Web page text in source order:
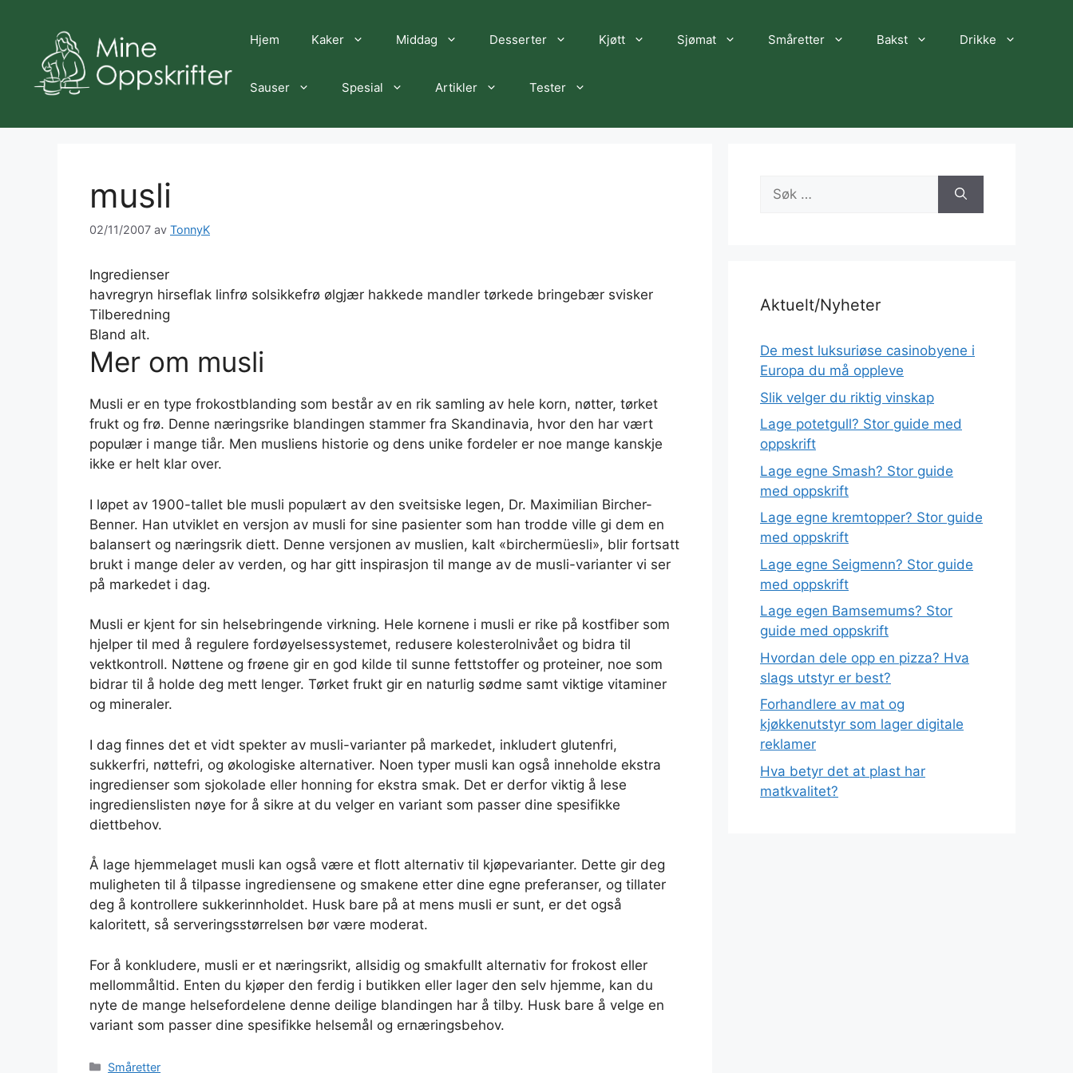
Hjem Kaker Middag Desserter Kjøtt Sjømat Småretter Bakst Drikke
Sauser Spesial Artikler Tester
musli
02/11/2007 av TonnyK
Ingredienser
havregryn hirseflak linfrø solsikkefrø ølgjær hakkede mandler tørkede bringebær svisker
Tilberedning
Bland alt.
Mer om musli
Musli er en type frokostblanding som består av en rik samling av hele korn, nøtter, tørket
frukt og frø. Denne næringsrike blandingen stammer fra Skandinavia, hvor den har vært
populær i mange tiår. Men musliens historie og dens unike fordeler er noe mange kanskje
ikke er helt klar over.
I løpet av 1900-tallet ble musli populært av den sveitsiske legen, Dr. Maximilian Bircher-
Benner. Han utviklet en versjon av musli for sine pasienter som han trodde ville gi dem en
balansert og næringsrik diett. Denne versjonen av muslien, kalt «birchermüesli», blir fortsatt
brukt i mange deler av verden, og har gitt inspirasjon til mange av de musli-varianter vi ser
på markedet i dag.
Musli er kjent for sin helsebringende virkning. Hele kornene i musli er rike på kostfiber som
hjelper til med å regulere fordøyelsessystemet, redusere kolesterolnivået og bidra til
vektkontroll. Nøttene og frøene gir en god kilde til sunne fettstoffer og proteiner, noe som
bidrar til å holde deg mett lenger. Tørket frukt gir en naturlig sødme samt viktige vitaminer
og mineraler.
I dag finnes det et vidt spekter av musli-varianter på markedet, inkludert glutenfri,
sukkerfri, nøttefri, og økologiske alternativer. Noen typer musli kan også inneholde ekstra
ingredienser som sjokolade eller honning for ekstra smak. Det er derfor viktig å lese
ingredienslisten nøye for å sikre at du velger en variant som passer dine spesifikke
diettbehov.
Å lage hjemmelaget musli kan også være et flott alternativ til kjøpevarianter. Dette gir deg
muligheten til å tilpasse ingrediensene og smakene etter dine egne preferanser, og tillater
deg å kontrollere sukkerinnholdet. Husk bare på at mens musli er sunt, er det også
kaloritett, så serveringsstørrelsen bør være moderat.
For å konkludere, musli er et næringsrikt, allsidig og smakfullt alternativ for frokost eller
mellommåltid. Enten du kjøper den ferdig i butikken eller lager den selv hjemme, kan du
nyte de mange helsefordelene denne deilige blandingen har å tilby. Husk bare å velge en
variant som passer dine spesifikke helsemål og ernæringsbehov.
Kategorier
Småretter
Søk
etter:
Aktuelt/Nyheter
De mest luksuriøse casinobyene i
Europa du må oppleve
Slik velger du riktig vinskap
Lage potetgull? Stor guide med
oppskrift
Lage egne Smash? Stor guide
med oppskrift
Lage egne kremtopper? Stor guide
med oppskrift
Lage egne Seigmenn? Stor guide
med oppskrift
Lage egen Bamsemums? Stor
guide med oppskrift
Hvordan dele opp en pizza? Hva
slags utstyr er best?
Forhandlere av mat og
kjøkkenutstyr som lager digitale
reklamer
Hva betyr det at plast har
matkvalitet?